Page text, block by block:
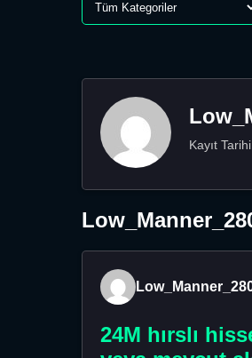
Kayıt
24M hırslı